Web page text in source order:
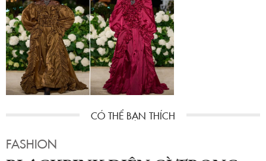
FASHION